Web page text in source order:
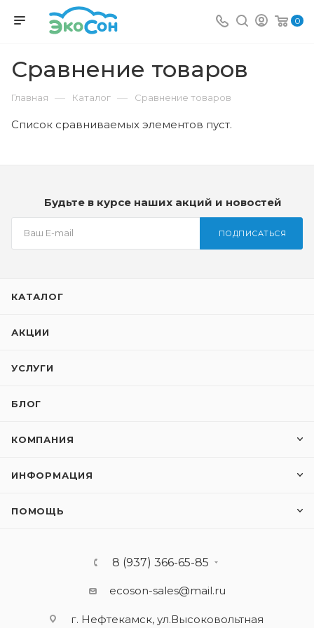
0
Сравнение товаров
Главная — Каталог — Сравнение товаров
Список сравниваемых элементов пуст.
Будьте в курсе наших акций и новостей
ПОДПИСАТЬСЯ
КАТАЛОГ
АКЦИИ
УСЛУГИ
БЛОГ
КОМПАНИЯ
ИНФОРМАЦИЯ
ПОМОЩЬ
8 (937) 366-65-85
ecoson-sales@mail.ru
г. Нефтекамск, ул.Высоковольтная